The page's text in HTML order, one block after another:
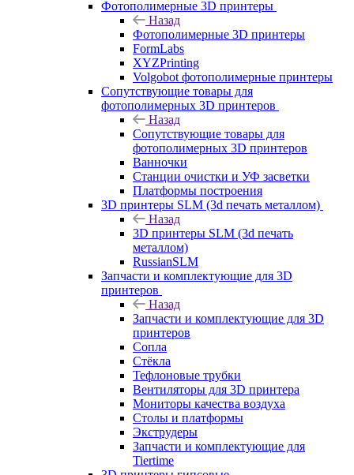
Фотополимерные 3D принтеры
Назад
Фотополимерные 3D принтеры
FormLabs
XYZPrinting
Volgobot фотополимерные принтеры
Сопутствующие товары для
фотополимерных 3D принтеров
Назад
Сопутствующие товары для
фотополимерных 3D принтеров
Ванночки
Станции очистки и УФ засветки
Платформы построения
3D принтеры SLM (3d печать металлом)
Назад
3D принтеры SLM (3d печать
металлом)
RussianSLM
Запчасти и комплектующие для 3D
принтеров
Назад
Запчасти и комплектующие для 3D
принтеров
Сопла
Cтёкла
Тефлоновые трубки
Вентиляторы для 3D принтера
Мониторы качества воздуха
Столы и платформы
Экструдеры
Запчасти и комплектующие для
Tiertime